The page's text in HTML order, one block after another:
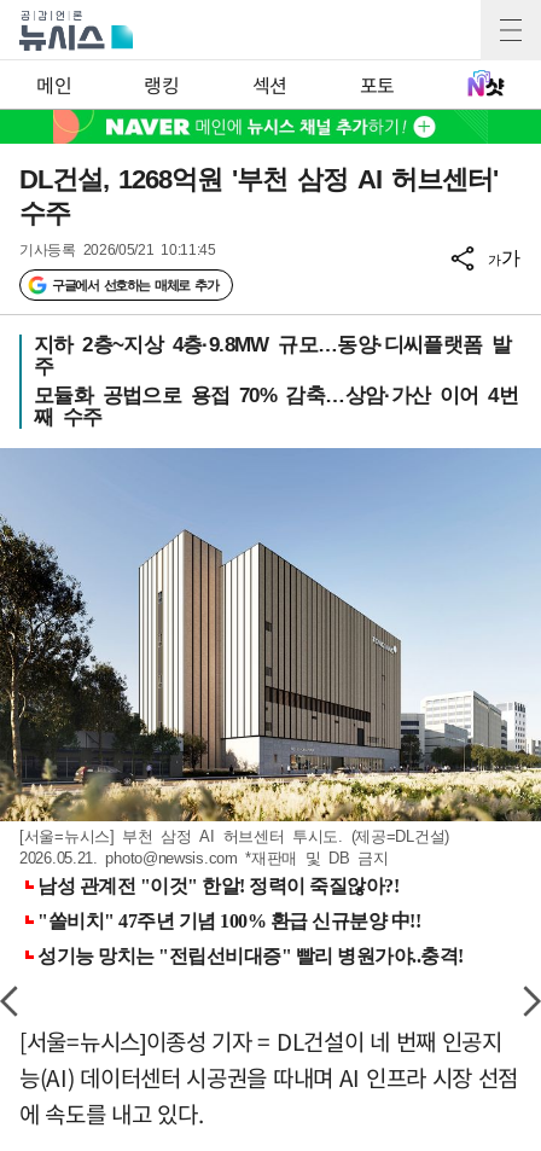
메인 랭킹 섹션 포토
DL건설, 1268억원 '부천 삼정 AI 허브센터'
수주
기사등록 2026/05/21 10:11:45
구글에서 선호하는 매체로 추가
가가
지하 2층~지상 4층·9.8MW 규모…동양·디씨플랫폼 발
주
모듈화 공법으로 용접 70% 감축…상암·가산 이어 4번
째 수주
[서울=뉴시스] 부천 삼정 AI 허브센터 투시도. (제공=DL건설)
2026.05.21.photo@newsis.com *재판매 및 DB 금지
[서울=뉴시스]이종성 기자 = DL건설이 네 번째 인공지
능(AI) 데이터센터 시공권을 따내며 AI 인프라 시장 선점
에 속도를 내고 있다.